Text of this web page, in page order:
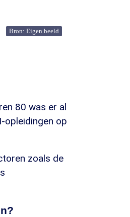
Bron: Eigen beeld
80 was er al
opleidingen op
zoals de